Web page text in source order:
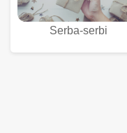
Serba-serbi